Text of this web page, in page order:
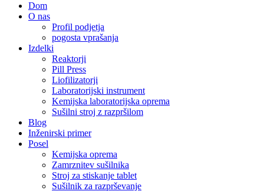
Dom
O nas
Profil podjetja
pogosta vprašanja
Izdelki
Reaktorji
Pill Press
Liofilizatorji
Laboratorijski instrument
Kemijska laboratorijska oprema
Sušilni stroj z razpršilom
Blog
Inženirski primer
Posel
Kemijska oprema
Zamrznitev sušilnika
Stroj za stiskanje tablet
Sušilnik za razprševanje